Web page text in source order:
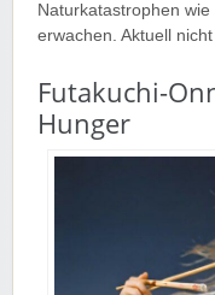
Naturkatastrophen
erwachen. Aktuell
Futakuchi-
Hunger